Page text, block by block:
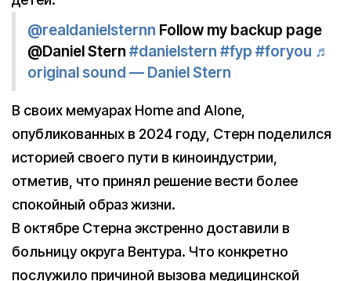
@realdanielsternn Follow my backup page
@Daniel Stern #danielstern #fyp #foryou ♬
original sound — Daniel Stern
В своих мемуарах Home and Alone,
опубликованных в 2024 году, Стерн поделился
историей своего пути в киноиндустрии,
отметив, что принял решение вести более
спокойный образ жизни.
В октябре Стерна экстренно доставили в
больницу округа Вентура. Что конкретно
послужило причиной вызова медицинской